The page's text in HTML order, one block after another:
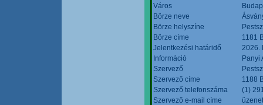
Város
Börze neve
Börze helyszíne
Börze címe
1181
Jelentkezési határidő
2026.
Információ
Panyi
Szervező
Szervező címe
1188
Szervező telefonszáma
(1)
Szervező e-mail címe